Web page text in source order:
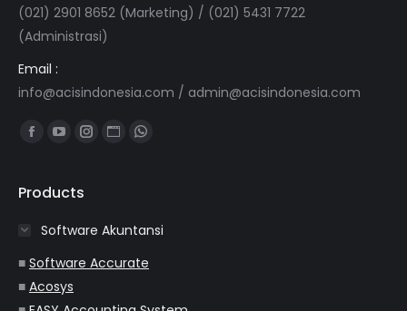
(021) 2901 8652 (Marketing) / (021) 5431 7722
(Administrasi)
Email :
info@acisindonesia.com / admin@acisindonesia.com
Find us on:
Facebook
opens
new
window
YouTube
opens
new
window
Instagram
new
window
Website
new
window
Whatsapp
new
window
Products
Software Akuntansi
■ Software Accurate
■ Acosys